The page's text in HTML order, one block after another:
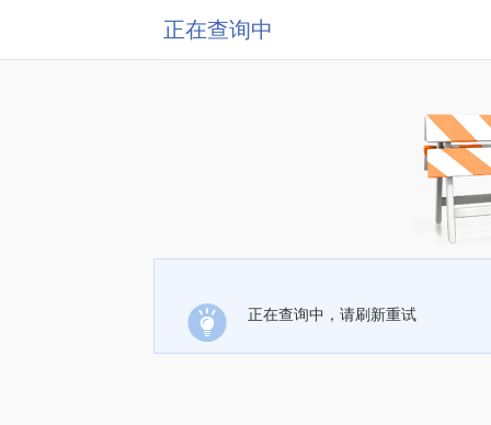
正在查询中
正在查询中，请刷新重试